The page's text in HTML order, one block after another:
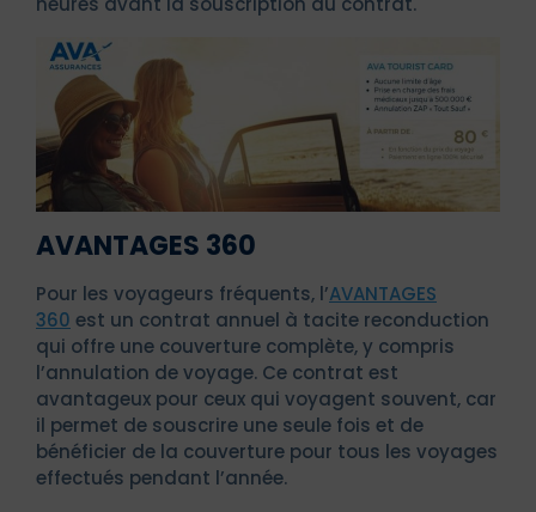
AVANTAGES 360
Pour les voyageurs fréquents, l’AVANTAGES
360 est un contrat annuel à tacite reconduction
qui offre une couverture complète, y compris
l’annulation de voyage. Ce contrat est
avantageux pour ceux qui voyagent souvent, car
il permet de souscrire une seule fois et de
bénéficier de la couverture pour tous les voyages
effectués pendant l’année.